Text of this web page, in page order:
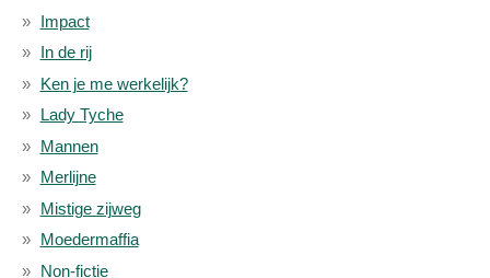
Impact
In de rij
Ken je me werkelijk?
Lady Tyche
Mannen
Merlijne
Mistige zijweg
Moedermaffia
Non-fictie